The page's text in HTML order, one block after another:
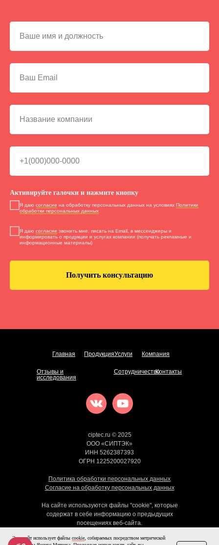
Активируйте галочки и нажмите кнопку
Я даю согласие на обработку персональных данных на условиях Политики
обработки персональных данных
Я даю согласие звонить мне, писать на Email, в мессенджеры и
информировать о продукции и услугах компании (получать рекламные и
информационные материалы)
Получить консультацию
ciptec.ru © 2025
ООО «СИПТЭК»
ИНН 5262387393
ОГРН 1225200027920
Политика обработки персональных данных
Согласие на обработку персональных данных
На сайте используются файлы "cookie", которые
содержат в себе информацию о предыдущих
посещениях веб-сайта.
измените настройки браузера.
Главная ПродукцияУслуги
Отзывы и
исследования
Компания
СотрудничествоКонтакты
Этот сайт использует файлы cookie , собираемых посредством метрической